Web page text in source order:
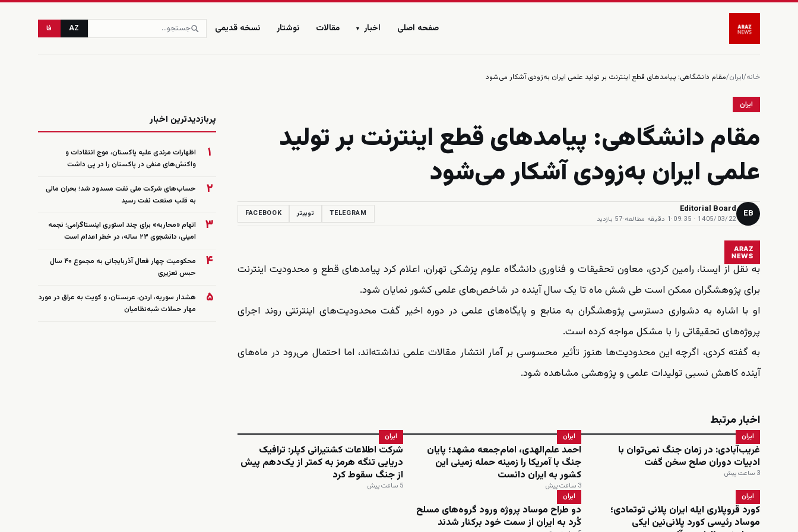
صفحه اصلی اخبار ▾ مقالات نوشتار نسخه قدیمی AZ فا
خانه/ایران/مقام دانشگاهی: پیامدهای قطع اینترنت بر تولید علمی ایران به‌زودی آشکار می‌شود
ایران
مقام دانشگاهی: پیامدهای قطع اینترنت بر تولید
علمی ایران به‌زودی آشکار می‌شود
EB
Editorial Board
1405/03/22 · 09:35
·1 دقیقه مطالعه ·57 بازدید
TELEGRAM توییتر FACEBOOK
ARAZ
NEWS
به نقل از ایسنا، رامین کردی، معاون تحقیقات و فناوری دانشگاه علوم پزشکی تهران، اعلام کرد پیامدهای قطع و محدودیت اینترنت
برای پژوهشگران ممکن است طی شش ماه تا یک سال آینده در شاخص‌های علمی کشور نمایان شود.
او با اشاره به دشواری دسترسی پژوهشگران به منابع و پایگاه‌های علمی در دوره اخیر گفت محدودیت‌های اینترنتی روند اجرای
پروژه‌های تحقیقاتی را با مشکل مواجه کرده است.
به گفته کردی، اگرچه این محدودیت‌ها هنوز تأثیر محسوسی بر آمار انتشار مقالات علمی نداشته‌اند، اما احتمال می‌رود در ماه‌های
آینده کاهش نسبی تولیدات علمی و پژوهشی مشاهده شود.
اخبار مرتبط
ایران
غریب‌آبادی: در زمان جنگ نمی‌توان با
ادبیات دوران صلح سخن گفت
3 ساعت پیش
ایران
احمد علم‌الهدی، امام‌جمعه مشهد؛ پایان
جنگ با آمریکا را زمینه حمله زمینی این
کشور به ایران دانست
3 ساعت پیش
ایران
شرکت اطلاعات کشتیرانی کپلر: ترافیک
دریایی تنگه هرمز به کمتر از یک‌دهم پیش
از جنگ سقوط کرد
5 ساعت پیش
ایران
کورد قروپلاری ایله ایران پلانی توتمادی؛
موساد رئیسی کورد پلانی‌نین ایکی
ایران
دو طراح موساد پروژه ورود گروه‌های مسلح
کُرد به ایران از سمت خود برکنار شدند
پربازدیدترین اخبار
۱
اظهارات مرندی علیه پاکستان، موج انتقادات و
واکنش‌های منفی در پاکستان را در پی داشت
۲
حساب‌های شرکت ملی نفت مسدود شد؛ بحران مالی
به قلب صنعت نفت رسید
۳
اتهام «محاربه» برای چند استوری اینستاگرامی؛ نجمه
امینی، دانشجوی ۲۳ ساله، در خطر اعدام است
۴
محکومیت چهار فعال آذربایجانی به مجموع ۴۰ سال
حبس تعزیری
۵
هشدار سوریه، اردن، عربستان، و کویت به عراق در مورد
مهار حملات شبه‌نظامیان